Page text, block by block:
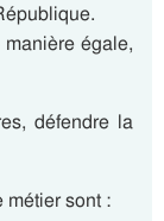
égale,
défendre la
métier sont :